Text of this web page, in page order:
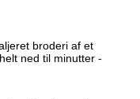
broderi af et
ned til minutter -